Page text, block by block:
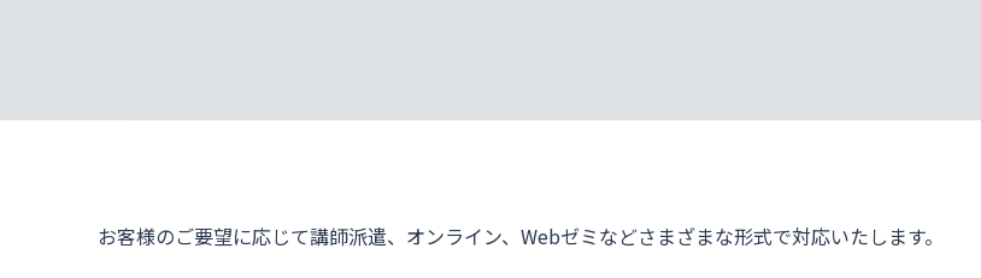
お客様のご要望に応じて講師派遣、オンライン、Webゼミなどさまざまな形式で対応いたします。